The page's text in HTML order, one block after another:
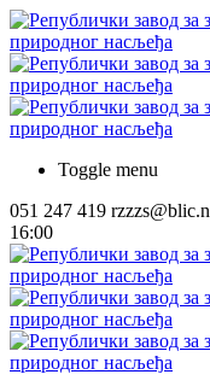
Toggle menu
051 247 419
16:00